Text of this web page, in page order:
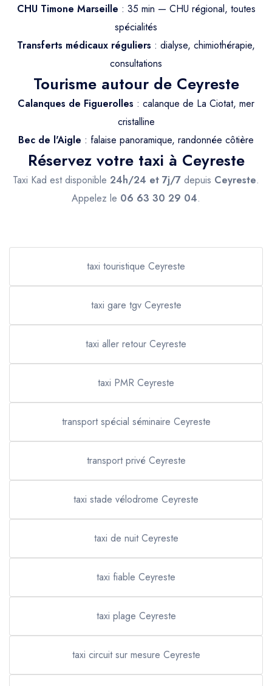
CHU Timone Marseille : 35 min — CHU régional, toutes
spécialités
Transferts médicaux réguliers : dialyse, chimiothérapie,
consultations
Tourisme autour de Ceyreste
Calanques de Figuerolles : calanque de La Ciotat, mer
cristalline
Bec de l'Aigle : falaise panoramique, randonnée côtière
Réservez votre taxi à Ceyreste
Taxi Kad est disponible 24h/24 et 7j/7 depuis Ceyreste.
Appelez le 06 63 30 29 04.
taxi touristique Ceyreste
taxi gare tgv Ceyreste
taxi aller retour Ceyreste
taxi PMR Ceyreste
transport spécial séminaire Ceyreste
transport privé Ceyreste
taxi stade vélodrome Ceyreste
taxi de nuit Ceyreste
taxi fiable Ceyreste
taxi plage Ceyreste
taxi circuit sur mesure Ceyreste